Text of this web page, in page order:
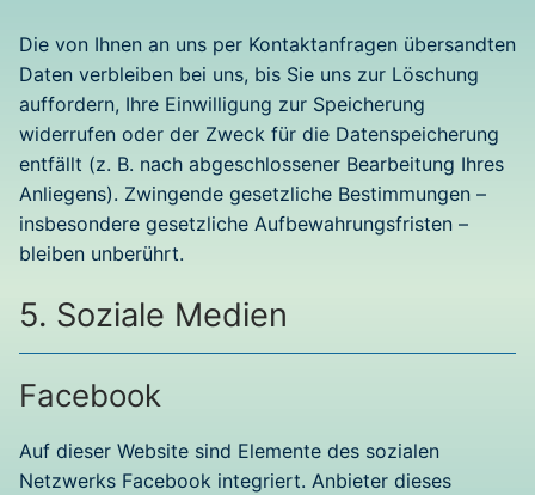
Die von Ihnen an uns per Kontaktanfragen übersandten
Daten verbleiben bei uns, bis Sie uns zur Löschung
auffordern, Ihre Einwilligung zur Speicherung
widerrufen oder der Zweck für die Datenspeicherung
entfällt (z. B. nach abgeschlossener Bearbeitung Ihres
Anliegens). Zwingende gesetzliche Bestimmungen –
insbesondere gesetzliche Aufbewahrungsfristen –
bleiben unberührt.
5. Soziale Medien
Facebook
Auf dieser Website sind Elemente des sozialen
Netzwerks Facebook integriert. Anbieter dieses